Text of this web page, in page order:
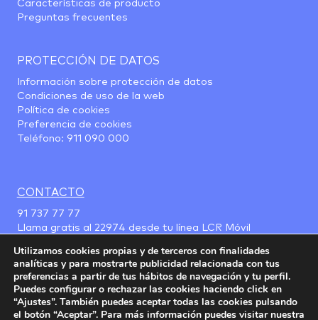
Características de producto
Preguntas frecuentes
PROTECCIÓN DE DATOS
Información sobre protección de datos
Condiciones de uso de la web
Política de cookies
Preferencia de cookies
Teléfono: 911 090 000
CONTACTO
91 737 77 77
Llama gratis al 22974 desde tu línea LCR Móvil
Utilizamos cookies propias y de terceros con finalidades
analíticas y para mostrarte publicidad relacionada con tus
preferencias a partir de tus hábitos de navegación y tu perfil.
Puedes configurar o rechazar las cookies haciendo click en
“Ajustes”. También puedes aceptar todas las cookies pulsando
el botón “Aceptar”. Para más información puedes visitar nuestra